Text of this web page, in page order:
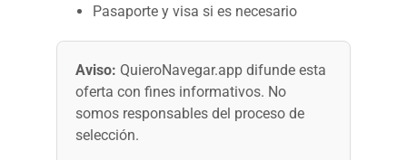
Pasaporte y visa si es necesario
Aviso: QuieroNavegar.app difunde esta
oferta con fines informativos. No
somos responsables del proceso de
selección.